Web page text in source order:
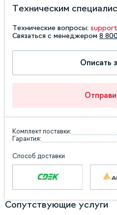
Техническим
Технические вопросы:
Связаться с менеджером 8
Описать
Комплект поставки:
Гарантия:
Способ доставки
Сопутствующие услуги